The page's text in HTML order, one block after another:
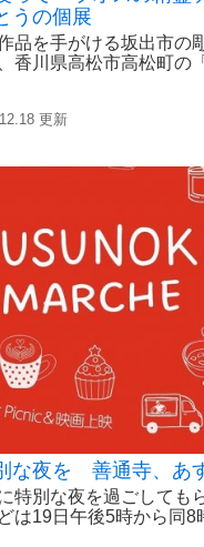
うの個展
品を手がける坂出市の
香川県高松市高松町の
更新
な夜を 善通寺、あ
特別な夜を過ごしても
は19日午後5時から同8